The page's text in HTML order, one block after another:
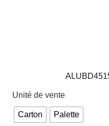
Unité de vente
Carton Palette